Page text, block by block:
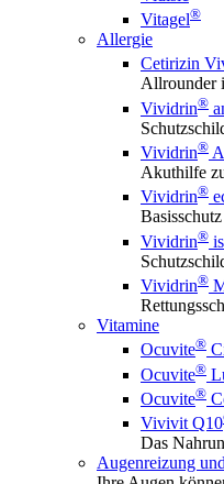
Vitagel®
Allergie
Cetirizin
Allrounder
Vividrin®
Vividrin®
Akuthilfe
Vividrin®
Vividrin®
Vividrin®
Vitamine
Ocuvite®
Ocuvite®
Ocuvite®
Vivivit Q10
Das
Augenreizung